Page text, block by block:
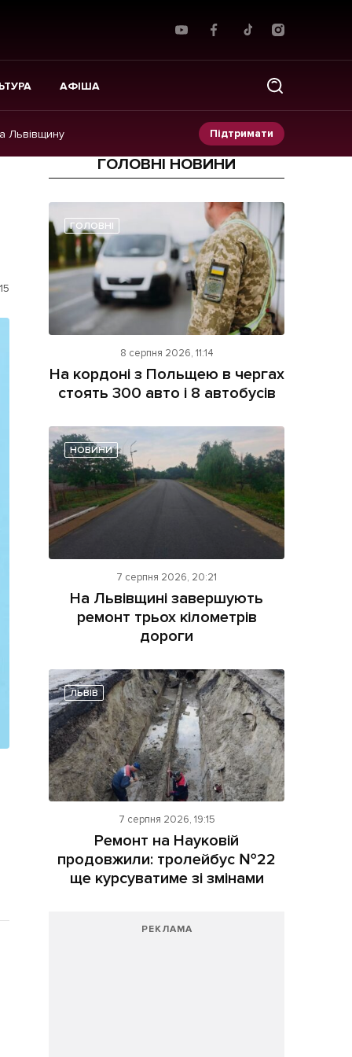
АФІША
Львівщину Підтримати
Прес-релізи
Фото/Відео
Made in Lviv
на сайті
ГОЛОВНІ НОВИНИ
ГОЛОВНІ
8 серпня 2026, 11:14
На кордоні з Польщею в чергах
стоять 300 авто і 8 автобусів
НОВИНИ
7 серпня 2026, 20:21
На Львівщині завершують
ремонт трьох кілометрів
дороги
ЛЬВІВ
7 серпня 2026, 19:15
Ремонт на Науковій
продовжили: тролейбус №22
ще курсуватиме зі змінами
РЕКЛАМА